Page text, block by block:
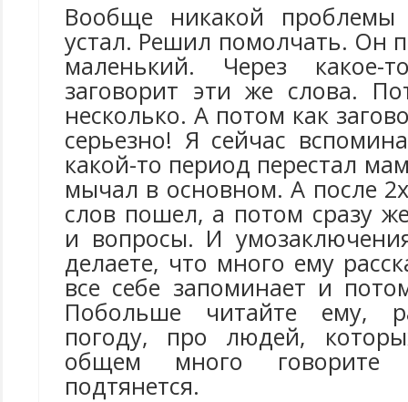
Вообще никакой
устал. Решил помолчать. Он
маленький. Через какое-
заговорит эти же слова.
несколько. А потом как
серьезно! Я сейчас
какой-то период перестал
мычал в основном. А после
слов пошел, а потом сразу
и вопросы. И
делаете, что много ему
все себе запоминает и
Побольше читайте ему,
погоду, про людей,
общем много говорите
подтянется.